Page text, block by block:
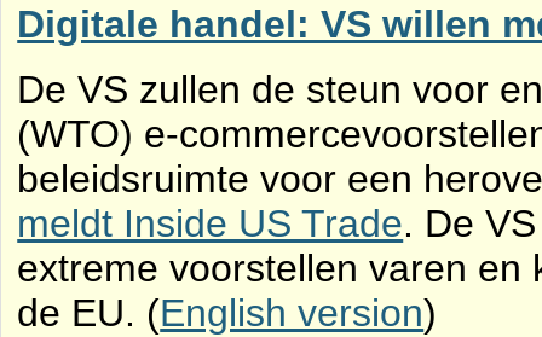
Digitale handel: VS willen
De VS zullen de steun voor
(WTO) e-
beleidsruimte voor een
meldt Inside US Trade. De
extreme voorstellen varen
de EU. (English version)